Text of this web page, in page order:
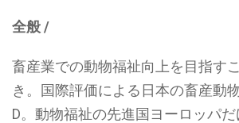
全般 /
畜産業での動物福祉向上を目指す
き。国際評価による日本の畜産動
D。動物福祉の先進国ヨーロッパだ